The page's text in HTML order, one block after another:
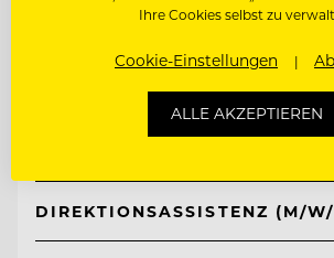
DIREKTIONSASSISTENZ (M/
Ihre Cookies selbst zu
Cookie-Einstellungen
ALLE AKZEPTIEREN